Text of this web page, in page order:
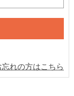
れの方はこちら